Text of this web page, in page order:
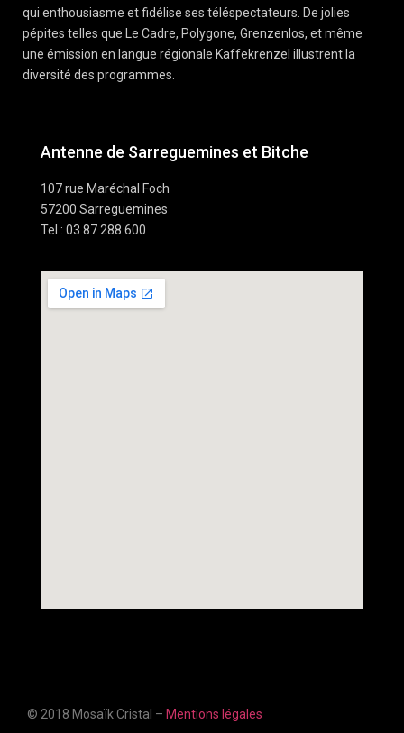
qui enthousiasme et fidélise ses téléspectateurs. De jolies
pépites telles que Le Cadre, Polygone, Grenzenlos, et même
une émission en langue régionale Kaffekrenzel illustrent la
diversité des programmes.
Antenne de Sarreguemines et Bitche
107 rue Maréchal Foch
57200 Sarreguemines
Tel : 03 87 288 600
© 2018 Mosaïk Cristal – Mentions légales